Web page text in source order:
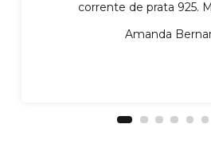
corrente de prata 925.
Amanda